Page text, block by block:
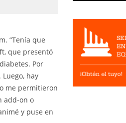
“Tenía que
que presentó
Por
hay
me permitieron
add-on o
y puse en